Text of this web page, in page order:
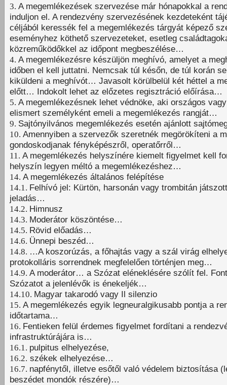
3. A megemlékezések szervezése már hónapokkal a
induljon el. A rendezvény szervezésének kezdeteként
céljából keressék fel a megemlékezés tárgyát képező
eseményhez köthető szervezeteket, esetleg
közreműködőkkel az időpont megbeszélése…
4. A megemlékezésre készüljön meghívó, amelyet a
időben el kell juttatni. Nemcsak túl későn, de túl korán
kiküldeni a meghívót… Javasolt körülbelül két héttel a
előtt… Indokolt lehet az előzetes regisztráció előírása…
5. A megemlékezésnek lehet védnöke, aki országos
elismert személyként emeli a megemlékezés rangját…
9. Sajtónyilvános megemlékezés esetén ajánlott
10. Amennyiben a szervezők szeretnék megörökíteni a
gondoskodjanak fényképészről, operatőrről…
11. A megemlékezés helyszínére kiemelt figyelmet kell
helyszín legyen méltó a megemlékezéshez…
14. A megemlékezés általános felépítése
14.1. Felhívó jel: Kürtön, harsonán vagy trombitán
jeladás…
14.2. Himnusz
14.3. Moderátor köszöntése…
14.5. Rövid előadás…
14.6. Ünnepi beszéd…
14.8. …A koszorúzás, a főhajtás vagy a szál virág
protokolláris sorrendnek megfelelően történjen meg…
14.9. A moderátor… a Szózat eléneklésére szólít fel.
Szózatot a jelenlévők is énekeljék…
14.10. Magyar takarodó vagy Il silenzio
15. A megemlékezés egyik legneuralgikusabb pontja a
időtartama…
16. Fentieken felül érdemes figyelmet fordítani a
infrastruktúrájára is…
16.1. pulpitus elhelyezése,
16.2. székek elhelyezése…
16.7. napfénytől, illetve esőtől való védelem biztosítása
beszédet mondók részére)…